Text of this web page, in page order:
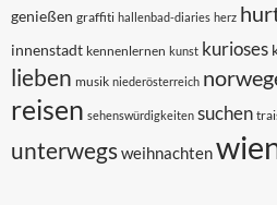
genießen graffiti hallenbad-diaries herz
innenstadt kennenlernen kunst kurioses
lieben musik niederösterreich
reisen sehenswürdigkeiten suchen
unterwegsweihnachten